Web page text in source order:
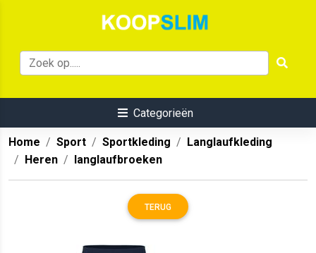
Categorieën
Home Sport Sportkleding
Langlaufkleding
Heren
langlaufbroeken
TERUG